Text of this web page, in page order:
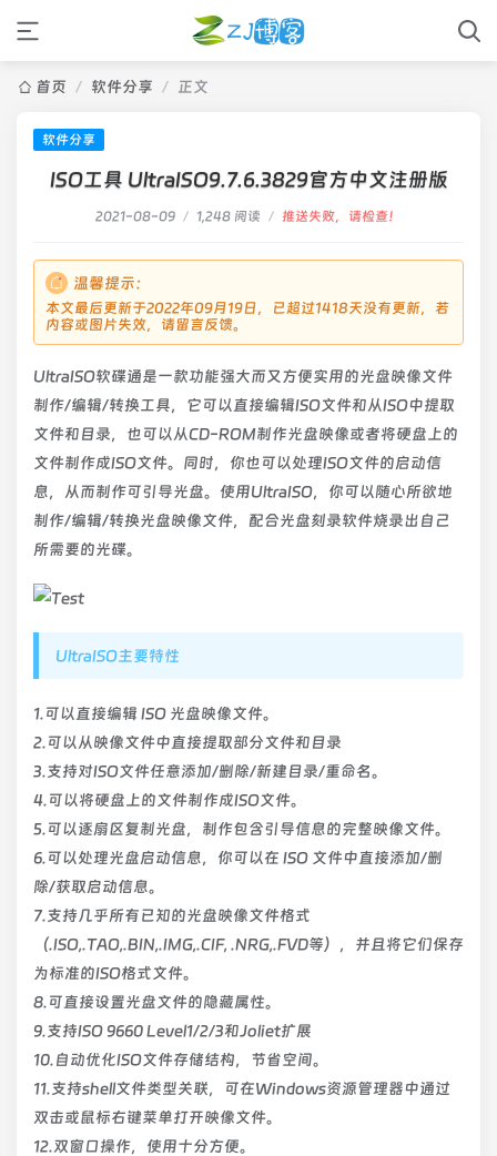
首页 / 软件分享 / 正文
软件分享
ISO工具 UltraISO9.7.6.3829官方中文注册版
2021-08-09 / 1,248 阅读 / 推送失败，请检查！
温馨提示：
本文最后更新于2022年09月19日，已超过1418天没有更新，若
内容或图片失效，请留言反馈。
UltraISO软碟通是一款功能强大而又方便实用的光盘映像文件
制作/编辑/转换工具，它可以直接编辑ISO文件和从ISO中提取
文件和目录，也可以从CD-ROM制作光盘映像或者将硬盘上的
文件制作成ISO文件。同时，你也可以处理ISO文件的启动信
息，从而制作可引导光盘。使用UltraISO，你可以随心所欲地
制作/编辑/转换光盘映像文件，配合光盘刻录软件烧录出自己
所需要的光碟。
UltraISO主要特性
1.可以直接编辑 ISO 光盘映像文件。
2.可以从映像文件中直接提取部分文件和目录
3.支持对ISO文件任意添加/删除/新建目录/重命名。
4.可以将硬盘上的文件制作成ISO文件。
5.可以逐扇区复制光盘，制作包含引导信息的完整映像文件。
6.可以处理光盘启动信息，你可以在 ISO 文件中直接添加/删
除/获取启动信息。
7.支持几乎所有已知的光盘映像文件格式
（.ISO,.TAO,.BIN,.IMG,.CIF, .NRG,.FVD等），并且将它们保存
为标准的ISO格式文件。
8.可直接设置光盘文件的隐藏属性。
9.支持ISO 9660 Level1/2/3和Joliet扩展
10.自动优化ISO文件存储结构，节省空间。
11.支持shell文件类型关联，可在Windows资源管理器中通过
双击或鼠标右键菜单打开映像文件。
12.双窗口操作，使用十分方便。